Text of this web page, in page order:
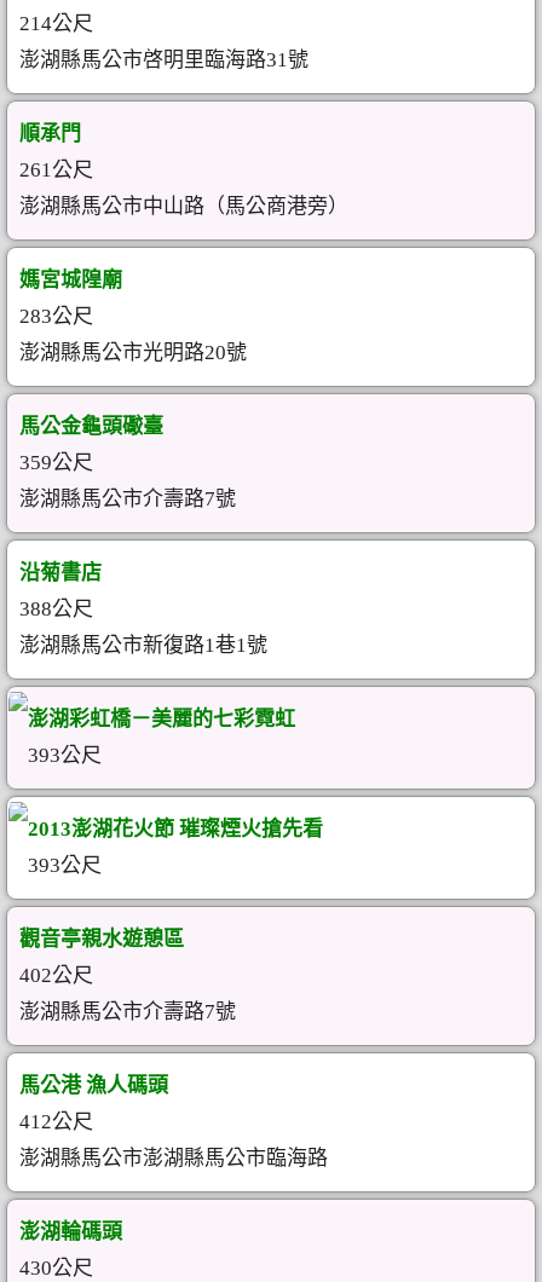
214公尺
澎湖縣馬公市啓明里臨海路31號
順承門
261公尺
澎湖縣馬公市中山路（馬公商港旁）
媽宮城隍廟
283公尺
澎湖縣馬公市光明路20號
馬公金龜頭礮臺
359公尺
澎湖縣馬公市介壽路7號
沿菊書店
388公尺
澎湖縣馬公市新復路1巷1號
澎湖彩虹橋－美麗的七彩霓虹
393公尺
2013澎湖花火節 璀璨煙火搶先看
393公尺
觀音亭親水遊憩區
402公尺
澎湖縣馬公市介壽路7號
馬公港 漁人碼頭
412公尺
澎湖縣馬公市澎湖縣馬公市臨海路
澎湖輪碼頭
430公尺